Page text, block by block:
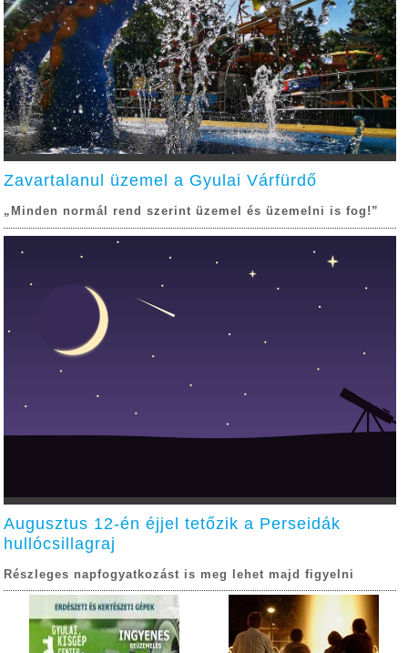
Zavartalanul üzemel a Gyulai Várfürdő
„Minden normál rend szerint üzemel és üzemelni is fog!”
Augusztus 12-én éjjel tetőzik a Perseidák
hullócsillagraj
Részleges napfogyatkozást is meg lehet majd figyelni